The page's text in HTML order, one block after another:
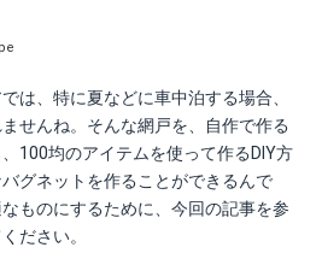
は、特に夏などに車中泊する場合、
せんね。そんな網戸を、自作で作る
100均のアイテムを使って作るDIY方
グネットを作ることができるんで
ものにするために、今回の記事を参
ださい。